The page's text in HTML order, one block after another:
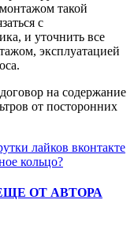
такой
с
и уточнить все
эксплуатацией
на содержание
от посторонних
лайков вконтакте
кольцо?
ОТ АВТОРА